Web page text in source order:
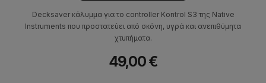
Decksaver κάλυμμα για το controller Kontrol S3 της Native
Instruments που προστατεύει από σκόνη, υγρά και ανεπιθύμητα
χτυπήματα.
49,00 €